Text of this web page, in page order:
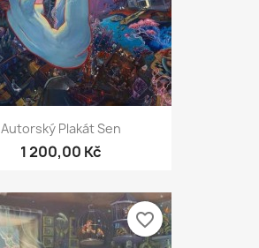
Autorský Plakát Sen
1 200,00 Kč
favorite_border